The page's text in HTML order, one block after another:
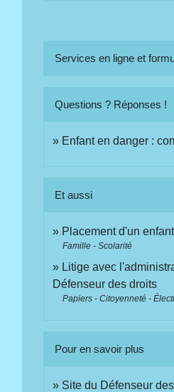
Services en ligne et
Questions ? Réponses !
Enfant en danger :
Et aussi
Placement d'un enfant
Famille - Scolarité
Litige avec
Défenseur des droits
Papiers - Citoyenneté -
Pour en savoir plus
Site du Défenseur